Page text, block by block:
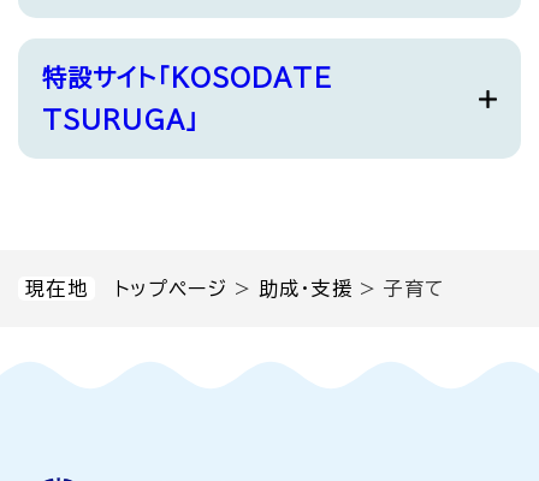
す
現在地 トップページ > 助成・支援 >子育て
特設サイト「KOSODATE
TSURUGA」